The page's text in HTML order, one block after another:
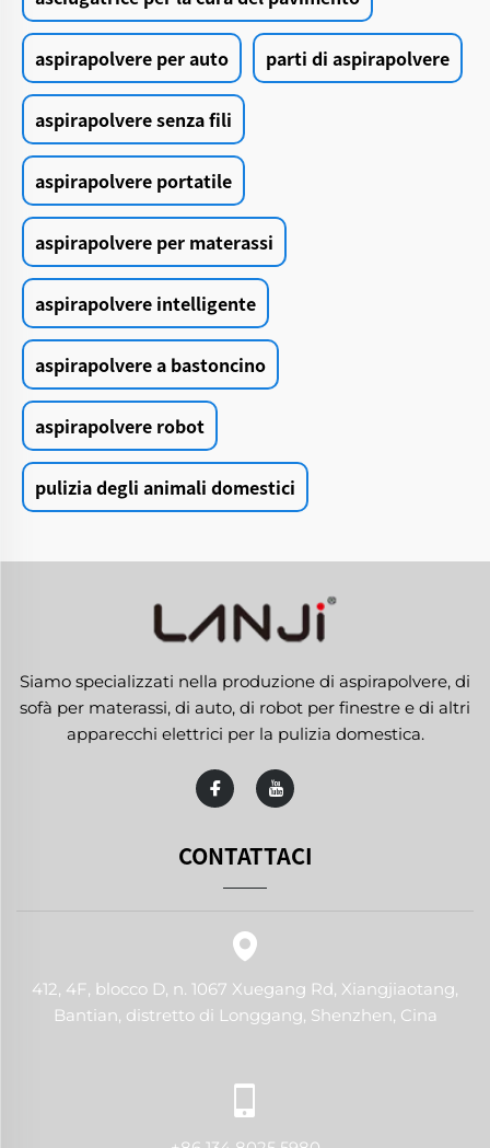
aspirapolvere per auto parti di aspirapolvere
aspirapolvere senza fili
aspirapolvere portatile
aspirapolvere per materassi
aspirapolvere intelligente
aspirapolvere a bastoncino
aspirapolvere robot
pulizia degli animali domestici
Siamo specializzati nella produzione di aspirapolvere, di
sofà per materassi, di auto, di robot per finestre e di altri
apparecchi elettrici per la pulizia domestica.
CONTATTACI
412, 4F, blocco D, n. 1067 Xuegang Rd, Xiangjiaotang,
Bantian, distretto di Longgang, Shenzhen, Cina